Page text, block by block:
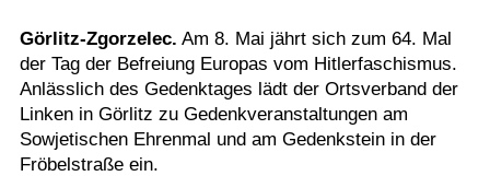
Wirtschaft
Service
Verkehr
Gesundheit
Görlitz-Zgorzelec. Am 8. Mai jährt sich zum 64. Mal
der Tag der Befreiung Europas vom Hitlerfaschismus.
Anlässlich des Gedenktages lädt der Ortsverband der
Linken in Görlitz zu Gedenkveranstaltungen am
Sowjetischen Ehrenmal und am Gedenkstein in der
Fröbelstraße ein.